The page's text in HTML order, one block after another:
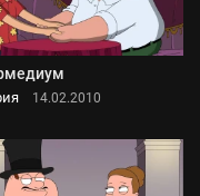
14.02.2010